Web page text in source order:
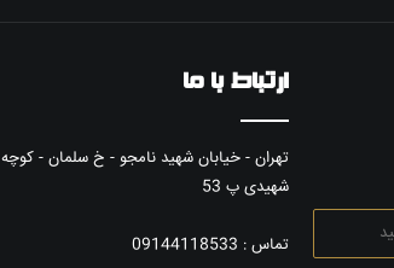
ارتباط با ما
تهران - خیابان شهيد نامجو - خ سلمان - کوچه
شهیدی پ 53
تماس : 09144118533